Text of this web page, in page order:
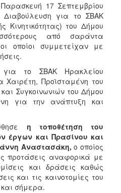
17 Σεπτεμβρίου
Διαβούλευση για το ΣΒΑΚ
Κινητικότητας) του Δήμου
από σαράντα
οποίοι συμμετείχαν με
το ΣΒΑΚ Ηρακλείου
Προϊσταμένη του
Συγκοινωνιών του Δήμου
για την ανάπτυξη και
η τοποθέτηση του
έργων και Πρασίνου και
Αναστασάκη, ο οποίος
προτάσεις αναφορικά με
και δράσεις καθώς
και τις καινοτομίες του
σήμερα.